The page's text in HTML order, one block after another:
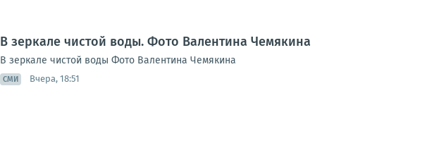
В зеркале чистой воды. Фото Валентина Чемякина
В зеркале чистой воды Фото Валентина Чемякина
СМИ Вчера, 18:51